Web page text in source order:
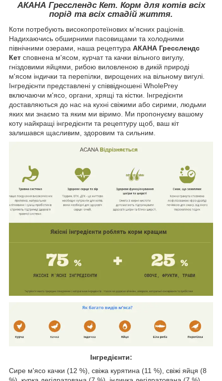
АКАНА Гресслендс Кет. Корм для котів всіх
порід та всіх стадій життя.
Коти потребують високопротеїнових м'ясних раціонів.
Надихаючись обширними пасовищами та холодними
північними озерами, наша рецептура АКАНА Гресслендс
Кет сповнена м'ясом, курчат та качки вільного вигулу,
гніздовими яйцями, рибою виловленою в дикій природі
м'ясом індички та перепілки, вирощених на вільному вигулі.
Інгредієнти представлені у співвідношені WholePrey
включаючи м'ясо, органи, хрящі та кістки. Інгредієнти
доставляються до нас на кухні свіжими або сирими, людьми
яких ми знаємо та яким ми віримо. Ми пропонуєму вашому
коту найкращі інгредієнти та рецептуру щоб, ваш кіт
залишався щасливим, здоровим та сильним.
Інгредієнти:
Сире м'ясо качки (12 %), свіжа курятина (11 %), свіжі яйця (8